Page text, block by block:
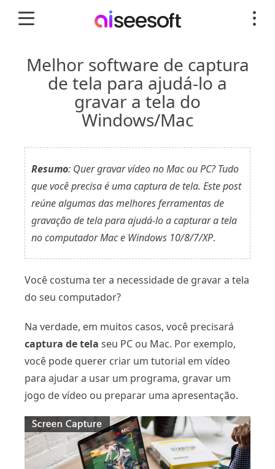
Melhor software de captura
de tela para ajudá-lo a
gravar a tela do
Windows/Mac
Resumo: Quer gravar vídeo no Mac ou PC? Tudo
que você precisa é uma captura de tela. Este post
reúne algumas das melhores ferramentas de
gravação de tela para ajudá-lo a capturar a tela
no computador Mac e Windows 10/8/7/XP.
Você costuma ter a necessidade de gravar a tela
do seu computador?
Na verdade, em muitos casos, você precisará
captura de tela seu PC ou Mac. Por exemplo,
você pode querer criar um tutorial em vídeo
para ajudar a usar um programa, gravar um
jogo de vídeo ou preparar uma apresentação.